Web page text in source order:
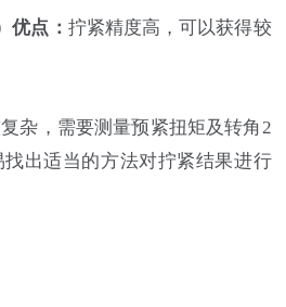
优点： 拧紧精度高，可以获得较
杂，需要测量预紧扭矩及转角2
出适当的方法对拧紧结果进行